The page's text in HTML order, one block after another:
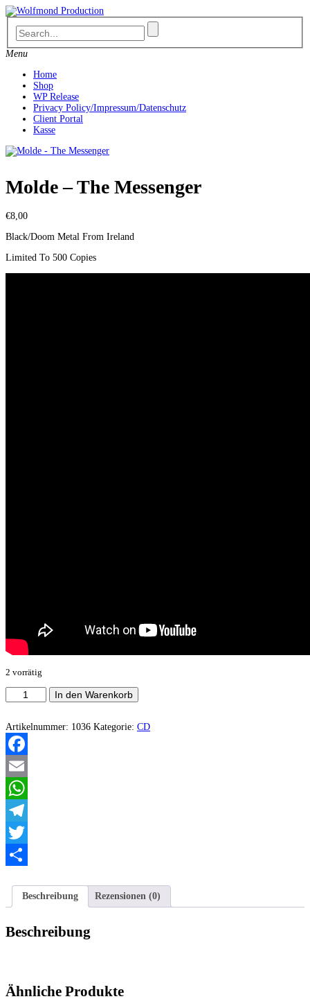
Skip
to
content
Menu
Home
Shop
WP Release
Privacy Policy/Impressum/Datenschutz
Client Portal
Kasse
Molde – The Messenger
€8,00
Black/Doom Metal From Ireland
Limited To 500 Copies
2 vorrätig
Molde
-
Messenger
Menge
In den Warenkorb
Artikelnummer: 1036 Kategorie: CD
Facebook
Email
WhatsApp
Telegram
Twitter
Beschreibung
Rezensionen (0)
Beschreibung
Ähnliche Produkte